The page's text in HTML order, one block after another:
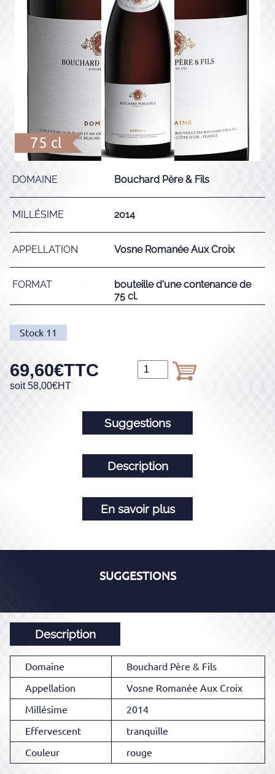
75 cl
DOMAINE Bouchard Père & Fils
MILLÉSIME 2014
APPELLATION Vosne Romanée Aux Croix
FORMAT
bouteille d'une contenance de
75 cl.
Stock 11
69,60€TTC
soit 58,00€HT
Suggestions
Description
En savoir plus
SUGGESTIONS
Description
Domaine
Bouchard Père & Fils
Appellation
Vosne Romanée Aux Croix
Millésime
2014
Effervescent
tranquille
Couleur
rouge